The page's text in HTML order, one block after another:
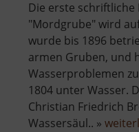
Die erste schriftliche
"Mordgrube" wird
wurde bis 1896
armen Gruben, und
Wasserproblemen
1804 unter Wasser.
Christian Friedrich
Wassersäul.. »